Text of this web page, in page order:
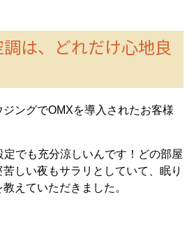
は、どれだけ心地良
ングでOMXを導入されたお客様
定でも充分涼しいんです！どの部屋
しい夜もサラリとしていて、眠り
えていただきました。